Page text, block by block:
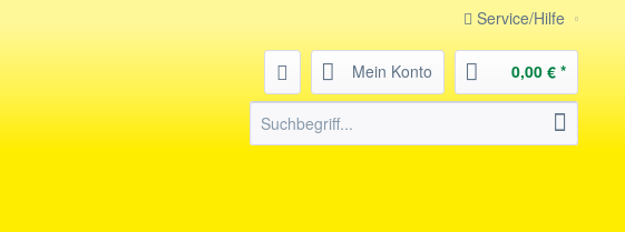
Service/Hilfe
Mein Konto 0,00 € *